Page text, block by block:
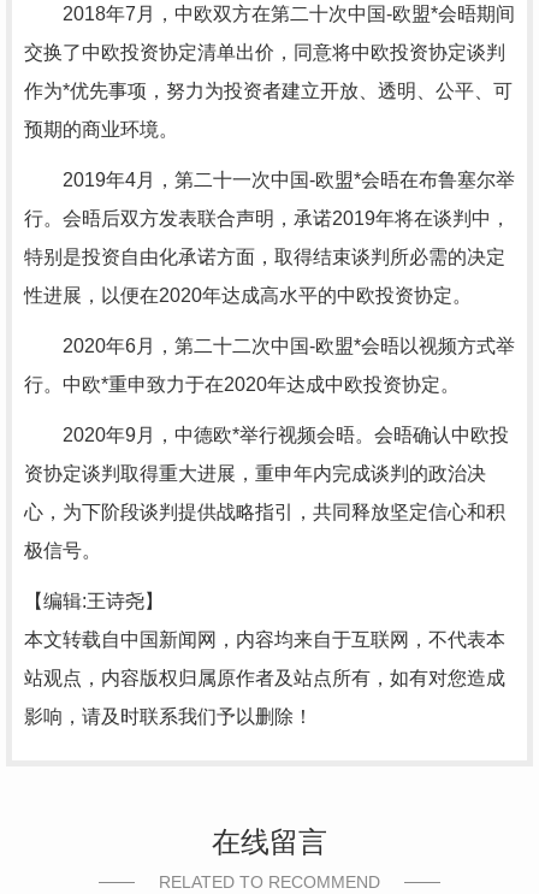
2018年7月，中欧双方在第二十次中国-欧盟*会晤期间
交换了中欧投资协定清单出价，同意将中欧投资协定谈判
作为*优先事项，努力为投资者建立开放、透明、公平、可
预期的商业环境。
2019年4月，第二十一次中国-欧盟*会晤在布鲁塞尔举
行。会晤后双方发表联合声明，承诺2019年将在谈判中，
特别是投资自由化承诺方面，取得结束谈判所必需的决定
性进展，以便在2020年达成高水平的中欧投资协定。
2020年6月，第二十二次中国-欧盟*会晤以视频方式举
行。中欧*重申致力于在2020年达成中欧投资协定。
2020年9月，中德欧*举行视频会晤。会晤确认中欧投
资协定谈判取得重大进展，重申年内完成谈判的政治决
心，为下阶段谈判提供战略指引，共同释放坚定信心和积
极信号。
【编辑:王诗尧】
本文转载自中国新闻网，内容均来自于互联网，不代表本
站观点，内容版权归属原作者及站点所有，如有对您造成
影响，请及时联系我们予以删除！
在线留言
RELATED TO RECOMMEND